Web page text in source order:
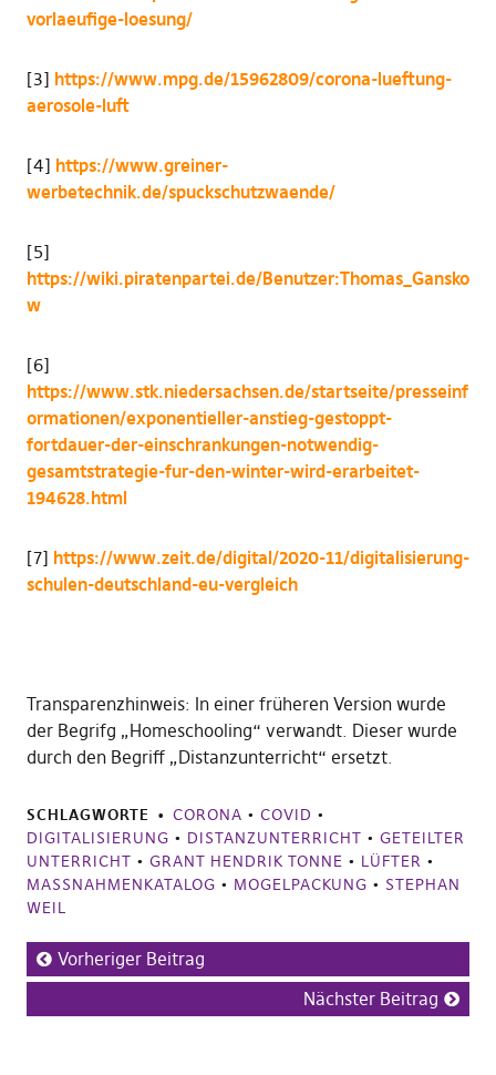
vorlaeufige-loesung/
[3] https://www.mpg.de/15962809/corona-lueftung-
aerosole-luft
[4] https://www.greiner-
werbetechnik.de/spuckschutzwaende/
[5]
https://wiki.piratenpartei.de/Benutzer:Thomas_Gansko
w
[6]
https://www.stk.niedersachsen.de/startseite/presseinf
ormationen/exponentieller-anstieg-gestoppt-
fortdauer-der-einschrankungen-notwendig-
gesamtstrategie-fur-den-winter-wird-erarbeitet-
194628.html
[7] https://www.zeit.de/digital/2020-11/digitalisierung-
schulen-deutschland-eu-vergleich
Transparenzhinweis: In einer früheren Version wurde
der Begrifg „Homeschooling“ verwandt. Dieser wurde
durch den Begriff „Distanzunterricht“ ersetzt.
SCHLAGWORTE CORONA • COVID •
DIGITALISIERUNG • DISTANZUNTERRICHT • GETEILTER
UNTERRICHT • GRANT HENDRIK TONNE • LÜFTER •
MASSNAHMENKATALOG
• MOGELPACKUNG • STEPHAN
WEIL
Vorheriger Beitrag
Nächster Beitrag